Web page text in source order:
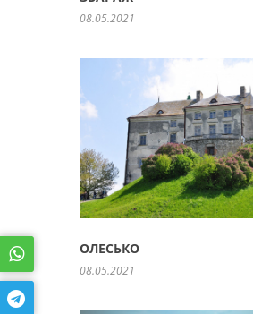
08.05.2021
ОЛЕСЬКО
08.05.2021